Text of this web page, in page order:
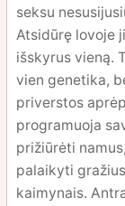
seksu
Atsidūrę lovoje
išskyrus vieną.
vien genetika,
priverstos
programuoja
prižiūrėti
palaikyti
kaimynais.